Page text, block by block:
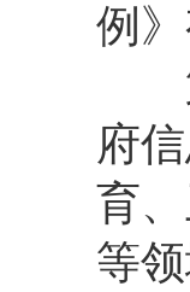
例
第
府
育
等